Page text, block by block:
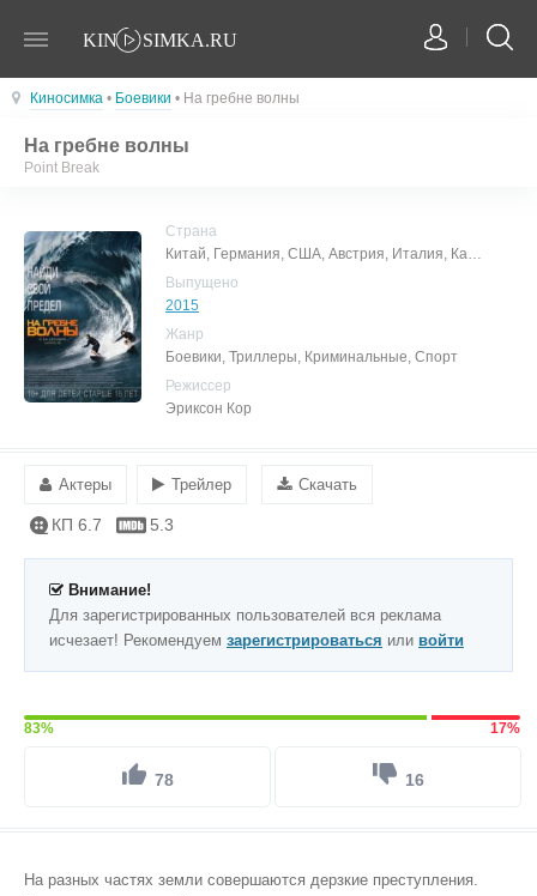
Киносимка • Боевики • На гребне волны
На гребне волны
Point Break
Страна
Китай, Германия, США, Австрия, Италия, Канада
Выпущено
2015
Жанр
Боевики, Триллеры, Криминальные, Спорт
Режиссер
Эриксон Кор
Актеры Трейлер Скачать
КП 6.7 5.3
Внимание!
Для зарегистрированных пользователей вся реклама
исчезает! Рекомендуем зарегистрироваться или войти
83% 17%
78 16
На разных частях земли совершаются дерзкие преступления.